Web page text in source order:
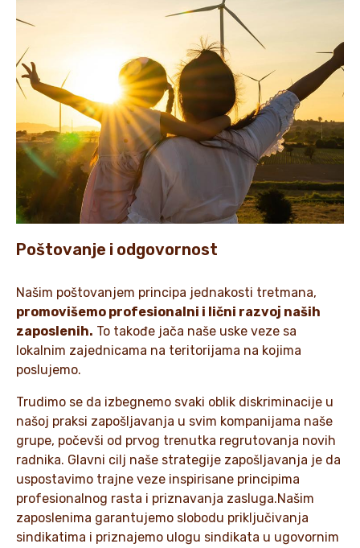
Poštovanje i odgovornost
Našim poštovanjem principa jednakosti tretmana,
promovišemo profesionalni i lični razvoj naših
zaposlenih. To takođe jača naše uske veze sa
lokalnim zajednicama na teritorijama na kojima
poslujemo.
Trudimo se da izbegnemo svaki oblik diskriminacije u
našoj praksi zapošljavanja u svim kompanijama naše
grupe, počevši od prvog trenutka regrutovanja novih
radnika. Glavni cilj naše strategije zapošljavanja je da
uspostavimo trajne veze inspirisane principima
profesionalnog rasta i priznavanja zasluga.Našim
zaposlenima garantujemo slobodu priključivanja
sindikatima i priznajemo ulogu sindikata u ugovornim